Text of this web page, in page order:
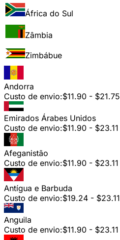
África do Sul
Zâmbia
Zimbábue
Andorra
Custo de envio:$11.90 - $21.75
Emirados Árabes Unidos
Custo de envio:$11.90 - $23.11
Afeganistão
Custo de envio:$11.90 - $23.11
Antígua e Barbuda
Custo de envio:$19.24 - $23.11
Anguila
Custo de envio:$11.90 - $23.11